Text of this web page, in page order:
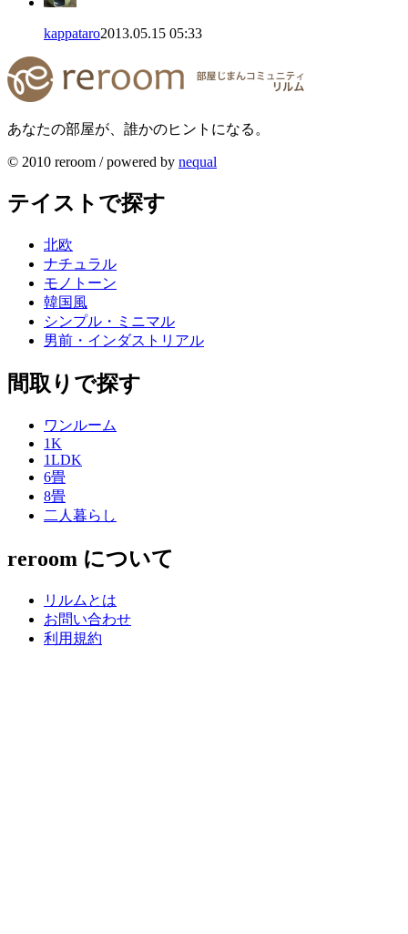
kappataro2013.05.15 05:33
あなたの部屋が、誰かのヒントになる。
© 2010 reroom / powered by nequal
テイストで探す
北欧
ナチュラル
モノトーン
韓国風
シンプル・ミニマル
男前・インダストリアル
間取りで探す
ワンルーム
1K
1LDK
6畳
8畳
二人暮らし
reroom について
リルムとは
お問い合わせ
利用規約